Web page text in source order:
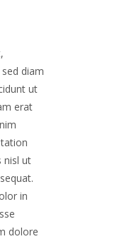
diam
ut
erat
nisl ut
in
dolore